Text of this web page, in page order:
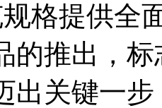
格提供全
的推出，
出关键一